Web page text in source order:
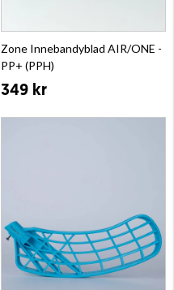
Zone Innebandyblad AIR/ONE -
PP+ (PPH)
349 kr